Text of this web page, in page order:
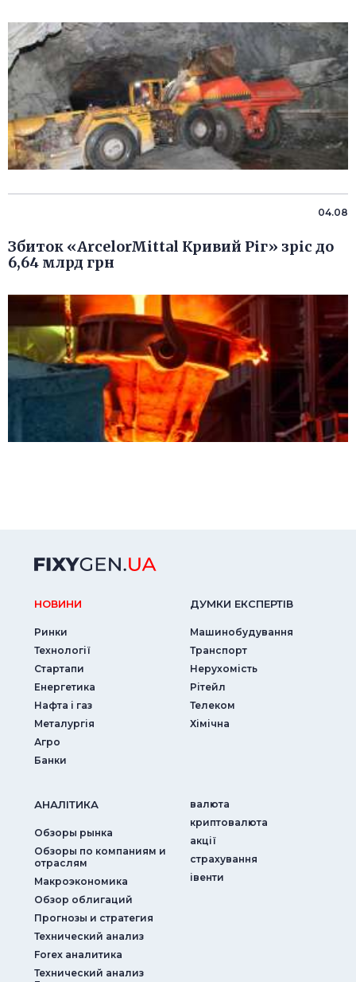
04.08
Збиток «ArcelorMittal Кривий Ріг» зріс до
6,64 млрд грн
НОВИНИ
Ринки
Технології
Стартапи
Енергетика
Нафта і газ
Металургія
Агро
Банки
ДУМКИ ЕКСПЕРТIВ
Машинобудування
Транспорт
Нерухомість
Рітейл
Телеком
Хімічна
АНАЛIТИКА
Обзоры рынка
Обзоры по компаниям и
отраслям
Макроэкономика
Обзор облигаций
Прогнозы и стратегия
Технический анализ
Forex аналитика
Технический анализ
валюта
криптовалюта
акції
страхування
iвенти